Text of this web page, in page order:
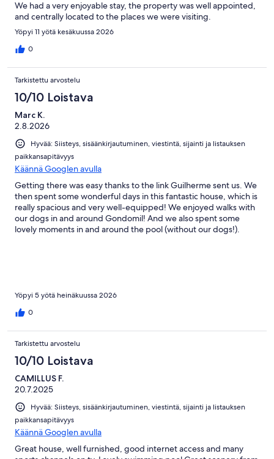
We had a very enjoyable stay, the property was well appointed,
and centrally located to the places we were visiting.
Yöpyi 11 yötä kesäkuussa 2026
0
Tarkistettu arvostelu
10/10 Loistava
Marc K.
2.8.2026
Hyvää: Siisteys, sisäänkirjautuminen, viestintä, sijainti ja listauksen
paikkansapitävyys
Käännä Googlen avulla
Getting there was easy thanks to the link Guilherme sent us. We
then spent some wonderful days in this fantastic house, which is
really spacious and very well-equipped! We enjoyed walks with
our dogs in and around Gondomil! And we also spent some
lovely moments in and around the pool (without our dogs!).
Yöpyi 5 yötä heinäkuussa 2026
0
Tarkistettu arvostelu
10/10 Loistava
CAMILLUS F.
20.7.2025
Hyvää: Siisteys, sisäänkirjautuminen, viestintä, sijainti ja listauksen
paikkansapitävyys
Käännä Googlen avulla
Great house, well furnished, good internet access and many